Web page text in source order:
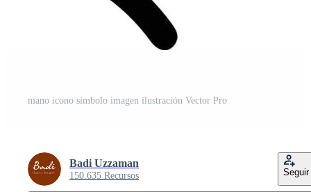
mano icono símbolo imagen ilustración Vector Pro
Badi Uzzaman
150.635 Recursos Seguir